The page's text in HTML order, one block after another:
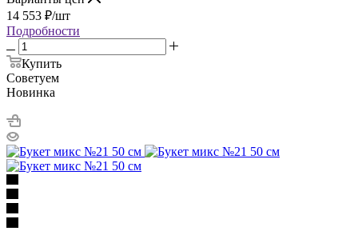
14 553 ₽/шт
Подробности
Купить
Советуем
Новинка